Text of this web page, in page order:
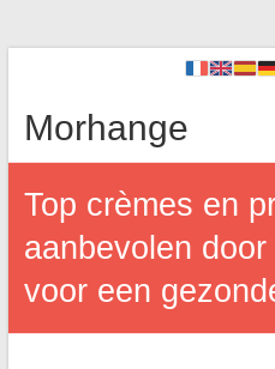
Morhange
Top crèmes en
aanbevolen
voor een